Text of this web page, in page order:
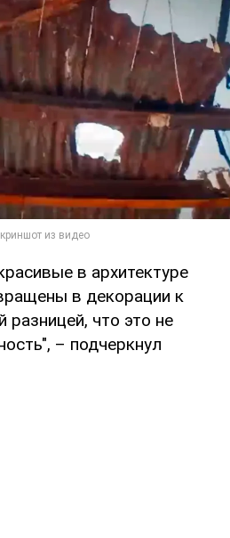
в архитектуре
в декорации к
разницей, что это не
– подчеркнул